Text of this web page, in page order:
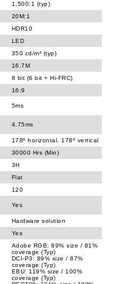
1,500:1 (typ)
20M:1
HDR10
LED
350 cd/m² (typ)
16.7M
8 bit (6 bit + Hi-FRC)
16:9
5ms
4.75ms
178º horizontal, 178º vertical
30000 Hrs (Min)
3H
Flat
120
Yes
Hardware solution
Yes
Adobe RGB: 89% size / 81%
coverage (Typ)
DCI-P3: 89% size / 87%
coverage (Typ)
EBU: 119% size / 100%
coverage (Typ)